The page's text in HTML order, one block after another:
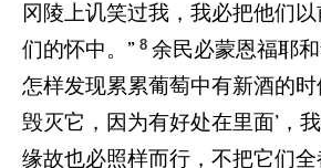
冈陵上讥笑过我，我必把他们
们的怀中。” 8 余民必蒙恩福耶
怎样发现累累葡萄中有新酒的时
毁灭它，因为有好处在里面’，
缘故也必照样而行，不把它们全